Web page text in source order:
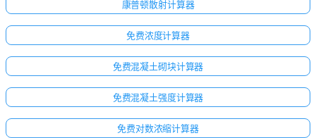
康普顿散射计算器
免费浓度计算器
免费混凝土砌块计算器
免费混凝土强度计算器
免费对数浓缩计算器